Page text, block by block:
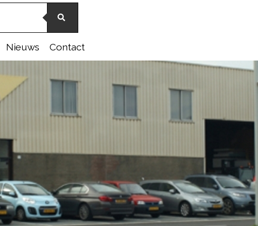
Nieuws Contact